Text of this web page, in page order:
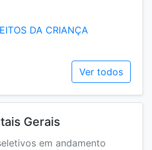
DA CRIANÇA
Ver todos
Gerais
em andamento